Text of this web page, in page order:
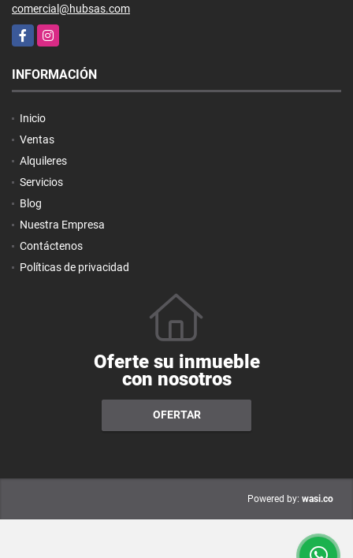
comercial@hubsas.com
FacebookInstagram
INFORMACIÓN
Inicio
Ventas
Alquileres
Servicios
Blog
Nuestra Empresa
Contáctenos
Políticas de privacidad
Oferte su inmueble
con nosotros
OFERTAR
Powered by: wasi.co